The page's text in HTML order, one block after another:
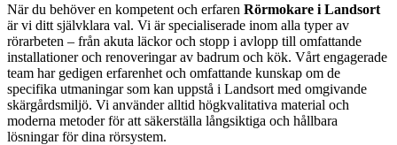
När du behöver en kompetent och erfaren Rörmokare i Landsort
är vi ditt självklara val. Vi är specialiserade inom alla typer av
rörarbeten – från akuta läckor och stopp i avlopp till omfattande
installationer och renoveringar av badrum och kök. Vårt engagerade
team har gedigen erfarenhet och omfattande kunskap om de
specifika utmaningar som kan uppstå i Landsort med omgivande
skärgårdsmiljö. Vi använder alltid högkvalitativa material och
moderna metoder för att säkerställa långsiktiga och hållbara
lösningar för dina rörsystem.